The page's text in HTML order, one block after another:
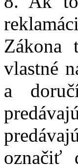
Zákona
vlastné
a
označiť